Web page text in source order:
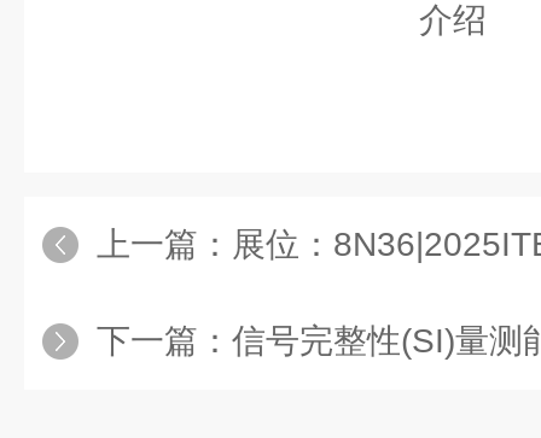
上一篇： 展位：
下一篇： 信号完整性(SI)量测能